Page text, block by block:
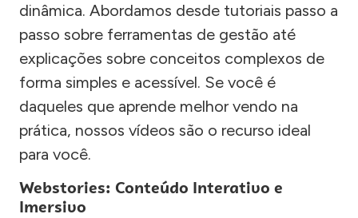
dinâmica. Abordamos desde tutoriais passo a
passo sobre ferramentas de gestão até
explicações sobre conceitos complexos de
forma simples e acessível. Se você é
daqueles que aprende melhor vendo na
prática, nossos vídeos são o recurso ideal
para você.
Webstories: Conteúdo Interativo e
Imersivo